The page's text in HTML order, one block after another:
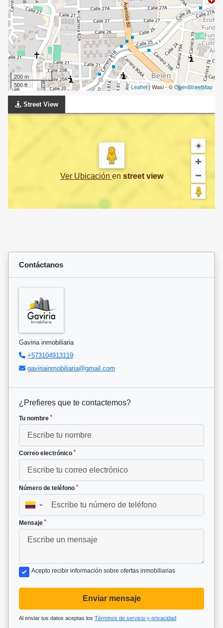
200 m
500 ft
Leaflet| Wasi - ©OpenStreetMap
Street View
Ver Ubicación en street view
Contáctanos
Gaviria inmobiliaria
+573104913119
gaviriainmobiliaria@gmail.com
¿Prefieres que te contactemos?
Tu nombre *
Correo electrónico *
Número de teléfono *
▼
Mensaje *
Acepto recibir información sobre ofertas inmobiliarias
Enviar mensaje
Al enviar tus datos aceptas los Términos de servicio y privacidad